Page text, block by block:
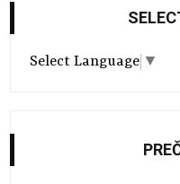
Select Language ▼